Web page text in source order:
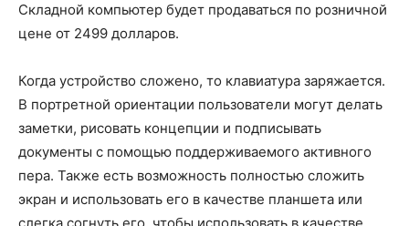
Складной компьютер будет продаваться по розничной
цене от 2499 долларов.
Когда устройство сложено, то клавиатура заряжается.
В портретной ориентации пользователи могут делать
заметки, рисовать концепции и подписывать
документы с помощью поддерживаемого активного
пера. Также есть возможность полностью сложить
экран и использовать его в качестве планшета или